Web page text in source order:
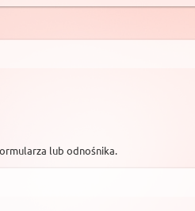
lub odnośnika.